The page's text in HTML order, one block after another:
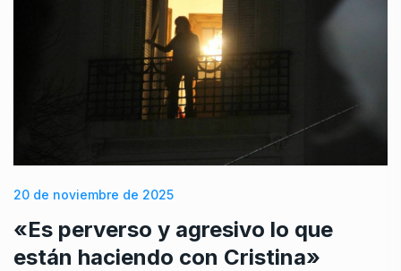
20 de noviembre de 2025
«Es perverso y agresivo lo que
están haciendo con Cristina»